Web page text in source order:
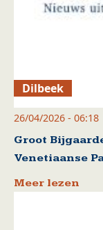
Dilbeek
26/04/2026 - 06:18
Groot
Venetiaanse
Meer lezen